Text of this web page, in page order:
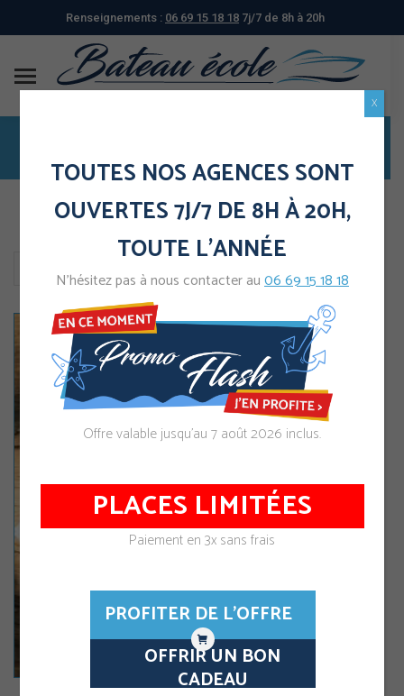
Renseignements : 06 69 15 18 18 7j/7 de 8h à 20h
7 résultats affichés
TOUTES NOS AGENCES SONT
OUVERTES 7J/7 DE 8H À 20H,
TOUTE L'ANNÉE
N’hésitez pas à nous contacter au06 69 15 18 18
Offre valable jusqu’au 7 août 2026 inclus.
PLACES LIMITÉES
Paiement en 3x sans frais
PROFITER DE L'OFFRE
OFFRIR UN BON
CADEAU
X